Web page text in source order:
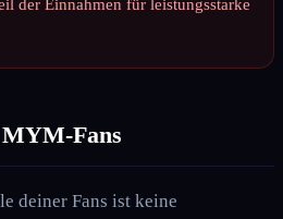
Fans
deiner Fans ist keine